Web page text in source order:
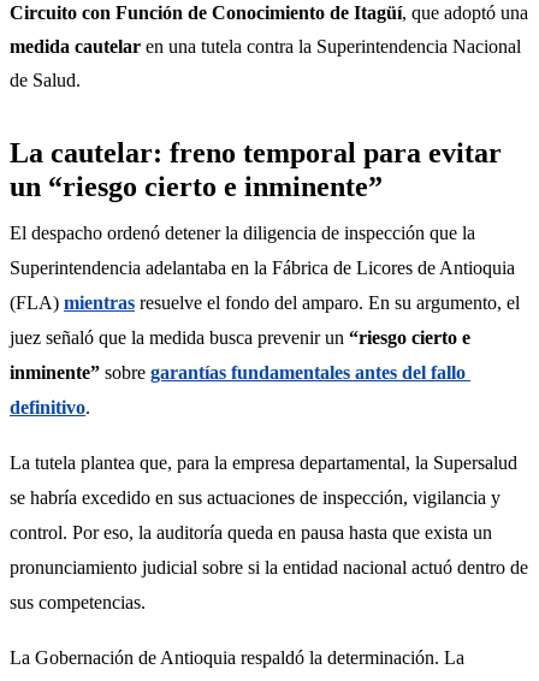
Circuito con Función de Conocimiento de Itagüí
medida cautelar en una tutela contra la Superintendencia Nacional
de Salud.
La cautelar: freno temporal para evitar
un “riesgo cierto e inminente”
El despacho ordenó detener la diligencia de inspección que la
Superintendencia adelantaba en la Fábrica de Licores de Antioquia
(FLA) mientras resuelve el fondo del amparo. En su argumento, el
juez señaló que la medida busca prevenir un “riesgo cierto e
inminente” sobre garantías fundamentales antes del fallo
definitivo.
La tutela plantea que, para la empresa departamental, la Supersalud
se habría excedido en sus actuaciones de inspección, vigilancia y
control. Por eso, la auditoría queda en pausa hasta que exista un
pronunciamiento judicial sobre si la entidad nacional actuó dentro de
sus competencias.
La Gobernación de Antioquia respaldó la determinación. La